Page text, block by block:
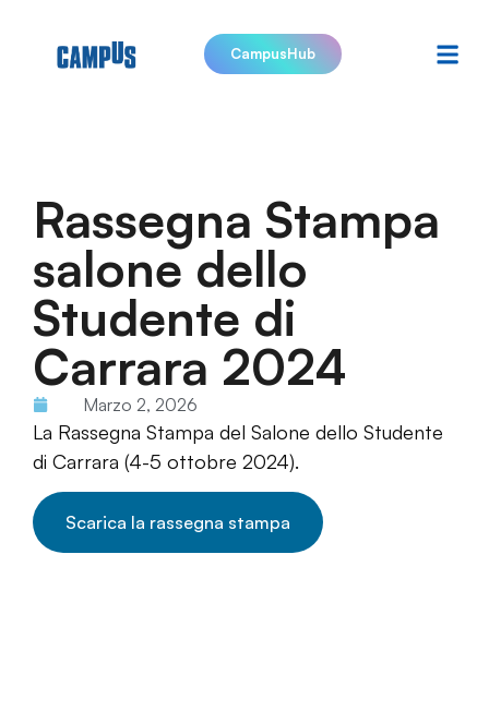
CampusHub
Rassegna Stampa
salone dello
Studente di
Carrara 2024
Marzo 2, 2026
La Rassegna Stampa del Salone dello Studente
di Carrara (4-5 ottobre 2024).
Scarica la rassegna stampa